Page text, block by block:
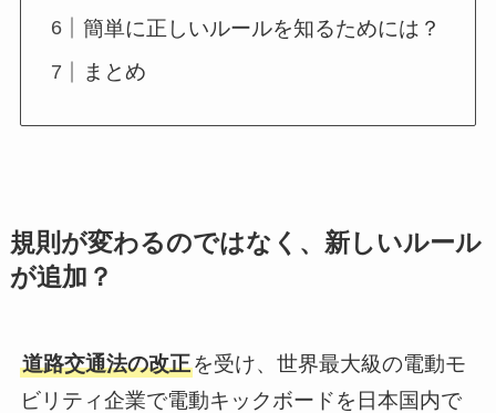
簡単に正しいルールを知るためには？
まとめ
規則が変わるのではなく、新しいルール
が追加？
道路交通法の改正を受け、世界最大級の電動モ
ビリティ企業で電動キックボードを日本国内で